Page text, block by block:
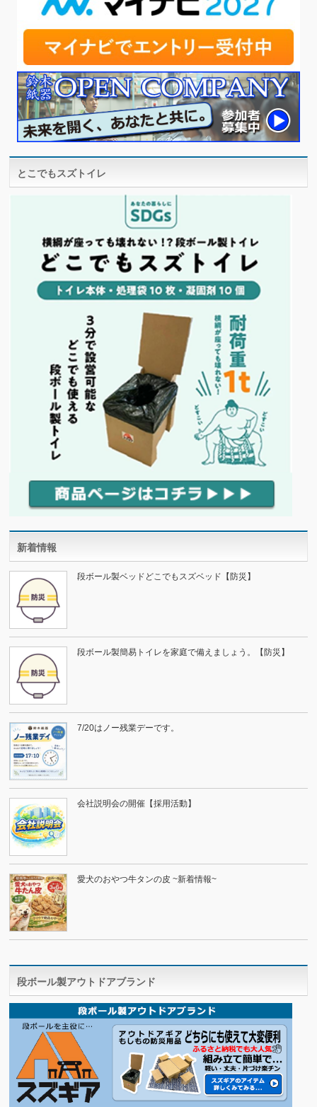
とこでもスズトイレ
新着情報
段ボール製ベッドどこでもスズベッド【防災】
段ボール製簡易トイレを家庭で備えましょう。【防災】
7/20はノー残業デーです。
会社説明会の開催【採用活動】
愛犬のおやつ牛タンの皮 ~新着情報~
段ボール製アウトドアブランド